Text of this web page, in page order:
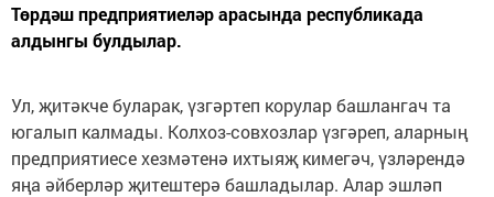
Төрдәш предприятиеләр арасында республикада
алдынгы булдылар.
Ул, җитәкче буларак, үзгәртеп корулар башлангач та
югалып калмады. Колхоз-совхозлар үзгәреп, аларның
предприятиесе хезмәтенә ихтыяҗ кимегәч, үзләрендә
яңа әйберләр җитештерә башладылар. Алар эшләп